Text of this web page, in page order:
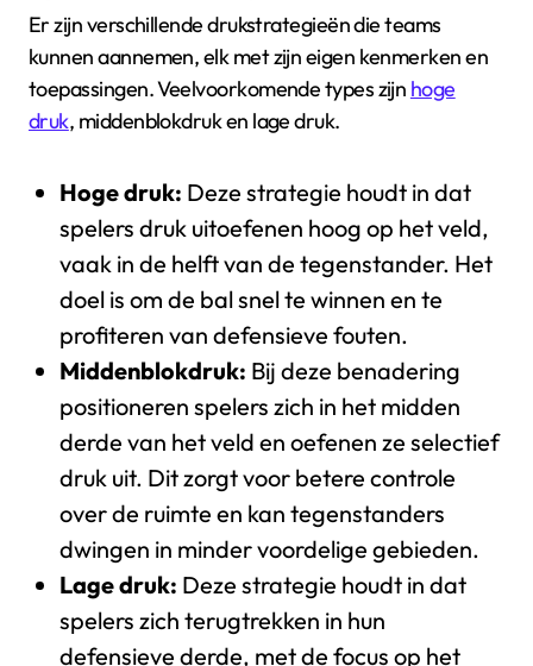
Er zijn verschillende drukstrategieën die teams
kunnen aannemen, elk met zijn eigen kenmerken en
toepassingen. Veelvoorkomende types zijn hoge
druk, middenblokdruk en lage druk.
Hoge druk: Deze strategie houdt in dat
spelers druk uitoefenen hoog op het veld,
vaak in de helft van de tegenstander. Het
doel is om de bal snel te winnen en te
profiteren van defensieve fouten.
Middenblokdruk: Bij deze benadering
positioneren spelers zich in het midden
derde van het veld en oefenen ze selectief
druk uit. Dit zorgt voor betere controle
over de ruimte en kan tegenstanders
dwingen in minder voordelige gebieden.
Lage druk: Deze strategie houdt in dat
spelers zich terugtrekken in hun
defensieve derde, met de focus op het